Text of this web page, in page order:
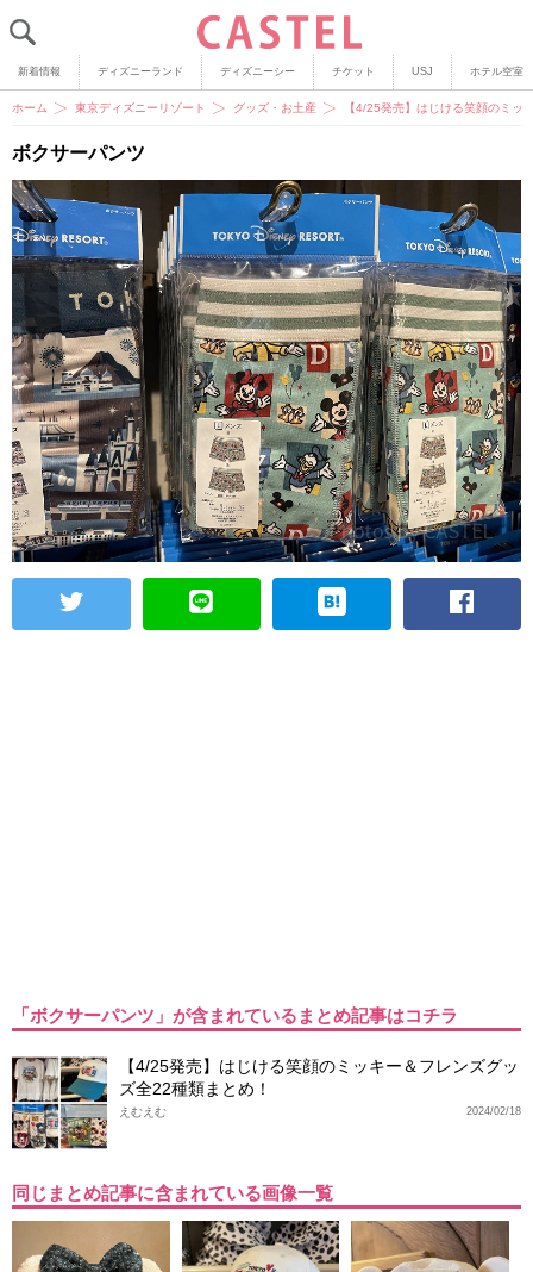
新着情報 ディズニーランド ディズニーシー チケット USJ ホテル空室
ホーム 東京ディズニーリゾート グッズ・お土産 【4/25発売】はじける笑顔のミッ
ボクサーパンツ
「ボクサーパンツ」が含まれているまとめ記事はコチラ
【4/25発売】はじける笑顔のミッキー＆フレンズグッ
ズ全22種類まとめ！
2024/02/18
えむえむ
同じまとめ記事に含まれている画像一覧